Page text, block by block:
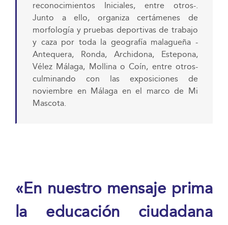
reconocimientos Iniciales, entre otros-.
Junto a ello, organiza certámenes de
morfología y pruebas deportivas de trabajo
y caza por toda la geografía malagueña -
Antequera, Ronda, Archidona, Estepona,
Vélez Málaga, Mollina o Coín, entre otros-
culminando con las exposiciones de
noviembre en Málaga en el marco de Mi
Mascota.
«En nuestro mensaje prima
la educación ciudadana